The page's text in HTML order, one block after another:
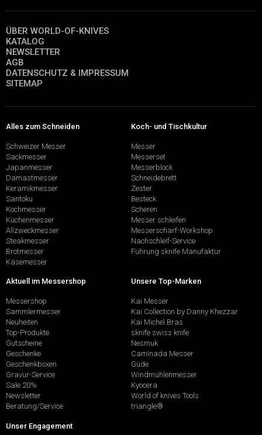
ÜBER WORLD-OF-KNIVES
KATALOG
NEWSLETTER
AGB
DATENSCHUTZ & IMPRESSUM
SITEMAP
Alles zum Schneiden
Schweizer Messer
Sackmesser
Japanmesser
Damastmesser
Keramikmesser
Santoku
Kochmesser
Küchenmesser
Allzweckmesser
Steakmesser
Brotmesser
Käsemesser
Koch- und Tischkultur
Messer
Messerset
Messerblock
Schneidebrett
Zester
Besteck
Scheren
Messer schleifen
Messerschärf-Workshop
Nachschleif-Service
Führung sknife Manufaktur
Aktuell im Messershop
Messershop
Sammlermesser
Neuheiten
Top-Produkte
Gutscheine
Geschenke
Geschenkboxen
Gravur-Service
Sale 20%
Newsletter
Beratung/Service
Unsere Top-Marken
Kai Messer
Kai Collection by Danny Khezzar
Kai Michel Bras
sknife swiss knife
Nesmuk
Caminada Messer
Güde
Windmühlenmesser
Kyocera
World of knives Tools
triangle®
Unser Engagement